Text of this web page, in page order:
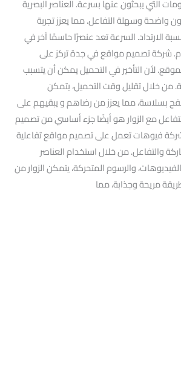
التي يبحثون عنها بسرعة. العناصر البصرية
واضحة وسهلة التفاعل. مما يعزز تجربة
الارتداد. السرعة تعد عنصرًا حاسمًا آخر في
شركة تصميم مواقع في جدة تركز على
لأن التأخير في التحميل يمكن أن يتسبب
من خلال تقليل وقت التحميل، يتمكن
بسلاسة، مما يعزز من رضاهم و يبقيهم على
مع الزوار هو أيضًا جزء أساسي من تصميم
فيوهات تعمل على تصميم مواقع تفاعلية
والتفاعل. من خلال استخدام العناصر
الفيديوهات، والرسوم المتحركة، يتمكن الزوار من
مريحة وجذابة، مما